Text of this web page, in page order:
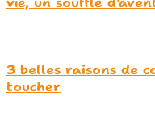
3 belles raisons de
toucher